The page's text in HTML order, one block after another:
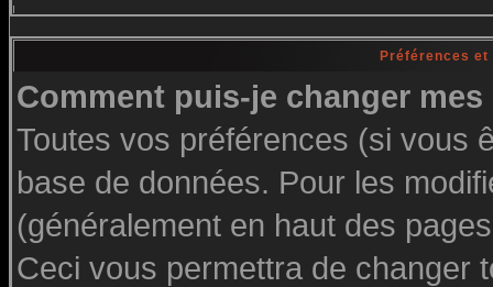
Préférences
Comment puis-je changer
Toutes vos préférences (si vous
base de données. Pour les
(généralement en haut des
Ceci vous permettra de changer